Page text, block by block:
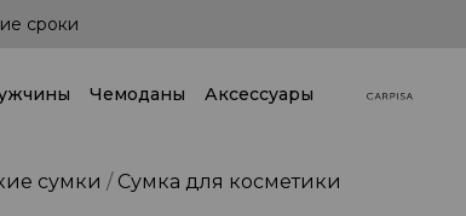
стране!
Чемоданы Аксессуары
сумки Сумка для косметики